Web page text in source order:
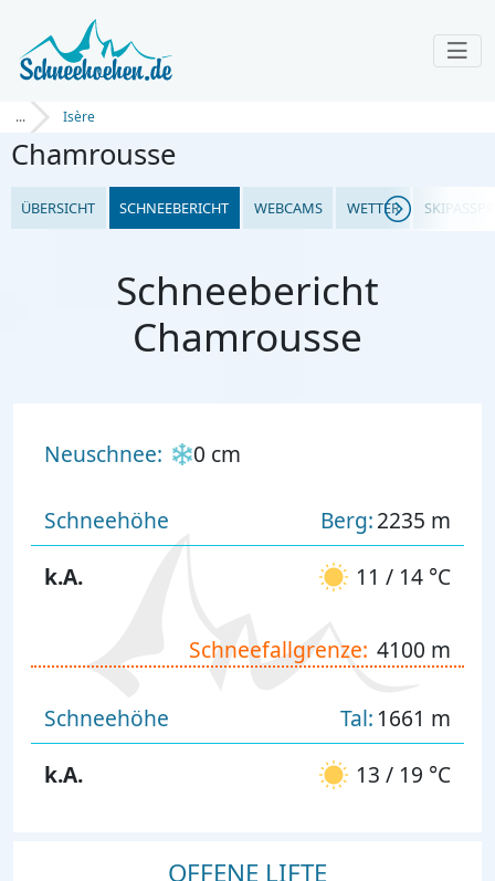
... Isère
Chamrousse
ÜBERSICHT SCHNEEBERICHT WEBCAMS WETTER
Schneebericht
Chamrousse
Neuschnee: 0 cm
Schneehöhe Berg:2235 m
k.A.
11 / 14 °C
Schneefallgrenze: 4100 m
Schneehöhe Tal: 1661 m
k.A.
13 / 19 °C
OFFENE LIFTE